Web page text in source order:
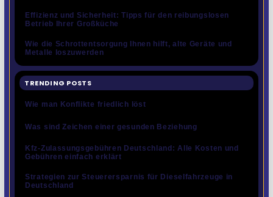
Effizienz und Sicherheit: Tipps für den reibungslosen
Betrieb Ihrer Großküche
Wie die Schrottentsorgung Ihnen hilft, alte Geräte und
Metalle loszuwerden
TRENDING POSTS
Wie man Konflikte friedlich löst
Was sind Zeichen einer gesunden Beziehung
Kfz-Zulassungsgebühren Deutschland: Alle Kosten und
Gebühren einfach erklärt
Strategien zur Steuerersparnis für Dieselfahrzeuge in
Deutschland